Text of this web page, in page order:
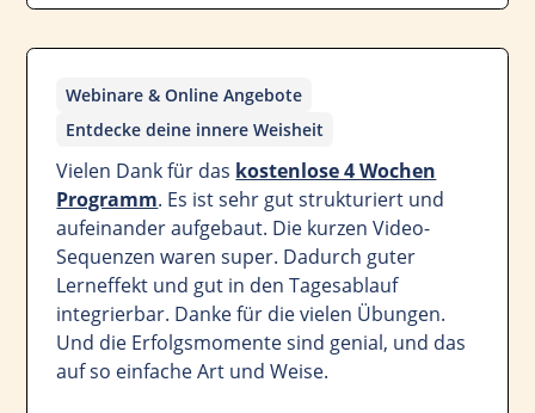
Webinare & Online Angebote
Entdecke deine innere Weisheit
Vielen Dank für das kostenlose 4 Wochen
Programm. Es ist sehr gut strukturiert und
aufeinander aufgebaut. Die kurzen Video-
Sequenzen waren super. Dadurch guter
Lerneffekt und gut in den Tagesablauf
integrierbar. Danke für die vielen Übungen.
Und die Erfolgsmomente sind genial, und das
auf so einfache Art und Weise.